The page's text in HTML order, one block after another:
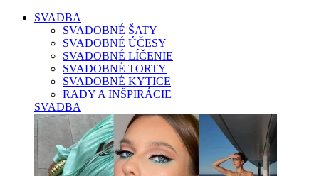
SVADBA
SVADOBNÉ ŠATY
SVADOBNÉ ÚČESY
SVADOBNÉ LÍČENIE
SVADOBNÉ TORTY
SVADOBNÉ KYTICE
RADY A INŠPIRÁCIE
SVADBA